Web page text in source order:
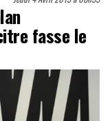
fasse le